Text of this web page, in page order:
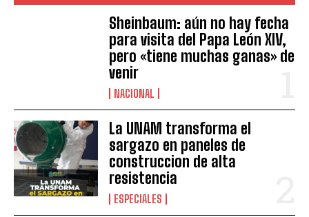
Sheinbaum: aún no hay fecha
para visita del Papa León XIV,
pero «tiene muchas ganas» de
venir
NACIONAL
La UNAM transforma el
sargazo en paneles de
construccion de alta
resistencia
ESPECIALES